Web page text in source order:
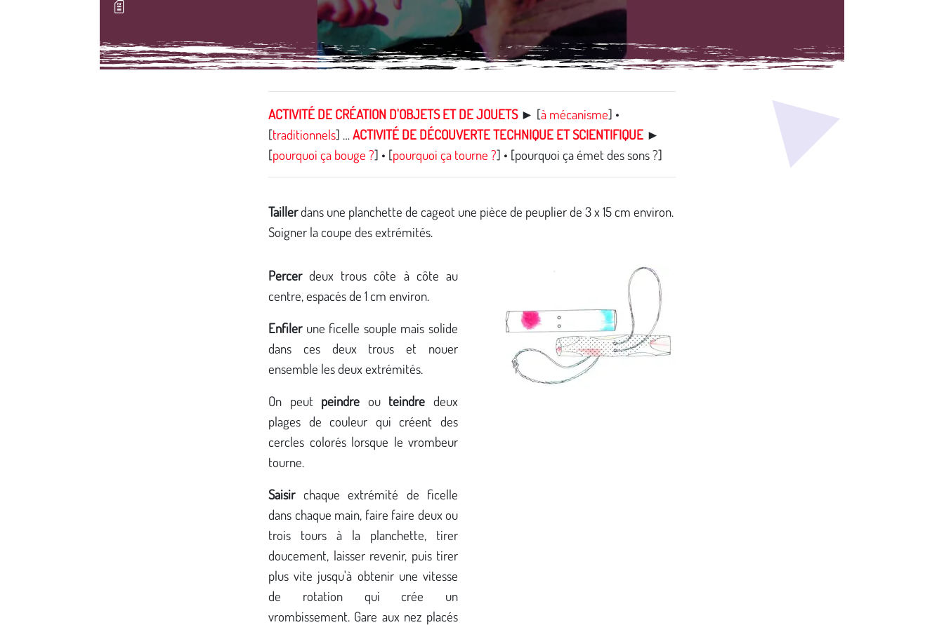
ACTIVITÉ DE CRÉATION D'OBJETS ET DE JOUETS► [à mécanisme] •
[traditionnels] … ACTIVITÉ DE DÉCOUVERTE TECHNIQUE ET SCIENTIFIQUE ►
[pourquoi ça bouge ?] • [pourquoi ça tourne ?] • [pourquoi ça émet des sons ?]
Taillerdans une planchette de cageot une pièce de peuplier de 3 x 15 cm environ.
Soigner la coupe des extrémités.
Percerdeux trous côte à côte au
centre, espacés de 1 cm environ.
Enfilerune ficelle souple mais solide
dans ces deux trous et nouer
ensemble les deux extrémités.
On peut peindre ou teindre deux
plages de couleur qui créent des
cercles colorés lorsque le vrombeur
tourne.
Saisirchaque extrémité de ficelle
dans chaque main, faire faire deux ou
trois tours à la planchette, tirer
doucement, laisser revenir, puis tirer
plus vite jusqu'à obtenir une vitesse
de rotation qui crée un
vrombissement. Gare aux nez placés